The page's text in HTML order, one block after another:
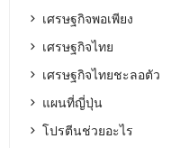
เศรษฐกิจพอเพียง
เศรษฐกิจไทย
เศรษฐกิจไทยชะลอตัว
แผนที่ญี่ปุ่น
โปรตีนช่วยอะไร